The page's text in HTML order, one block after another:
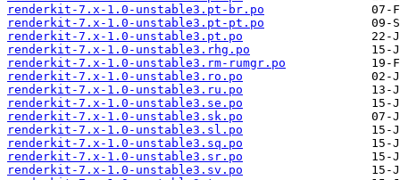
renderkit-7.x-1.0-unstable3.pt-br.po
renderkit-7.x-1.0-unstable3.pt-pt.po
renderkit-7.x-1.0-unstable3.pt.po
renderkit-7.x-1.0-unstable3.rhg.po
renderkit-7.x-1.0-unstable3.rm-rumgr.po
renderkit-7.x-1.0-unstable3.ro.po
renderkit-7.x-1.0-unstable3.ru.po
renderkit-7.x-1.0-unstable3.se.po
renderkit-7.x-1.0-unstable3.sk.po
renderkit-7.x-1.0-unstable3.sl.po
renderkit-7.x-1.0-unstable3.sq.po
renderkit-7.x-1.0-unstable3.sr.po
renderkit-7.x-1.0-unstable3.sv.po